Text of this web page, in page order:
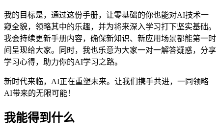
我的目标是，通过这份手册，让零基础的你也能对AI技术一
窥全貌，领略其中的乐趣，并为将来深入学习打下坚实基础。
我会持续更新手册内容，确保新知识、新应用场景都能第一时
间呈现给大家。同时，我也乐意为大家一对一解答疑惑，分享
学习心得，助力你的AI学习之路。
新时代来临，AI正在重塑未来。让我们携手共进，一同领略
AI带来的无限可能！
我能得到什么